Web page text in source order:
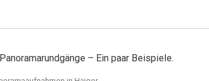
– Ein paar Beispiele.